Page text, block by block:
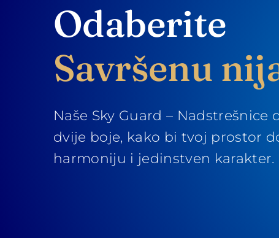
Odaberite
Savršenu
Naše Sky Guard – Nadstrešnice
dvije boje, kako bi tvoj prostor
harmoniju i jedinstven karakter.